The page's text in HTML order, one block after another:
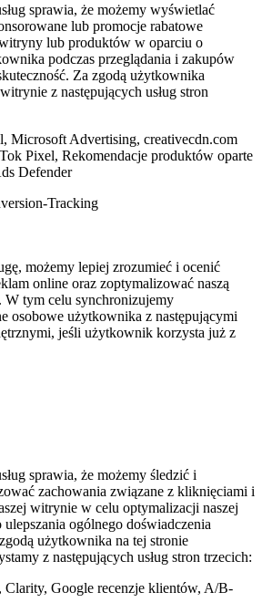
sprawia, że możemy wyświetlać
lub promocje rabatowe
lub produktów w oparciu o
podczas przeglądania i zakupów
Za zgodą użytkownika
z następujących usług stron
Microsoft Advertising, creativecdn.com
Pixel, Rekomendacje produktów oparte
Defender
Tracking
możemy lepiej zrozumieć i ocenić
online oraz zoptymalizować naszą
W tym celu synchronizujemy
osobowe użytkownika z następującymi
jeśli użytkownik korzysta już z
sprawia, że możemy śledzić i
zachowania związane z kliknięciami i
witrynie w celu optymalizacji naszej
ogólnego doświadczenia
użytkownika na tej stronie
z następujących usług stron trzecich:
Clarity, Google recenzje klientów, A/B-